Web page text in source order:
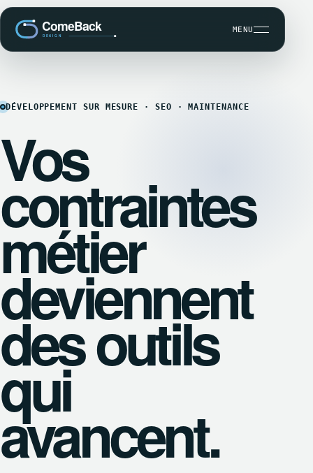
MENU
CRÉATION SITE INTERNET
USER EXPERIENCE / UX DESIGN
RÉFÉRENCEMENT NATUREL (SEO)
DÉVELOPPEMENT SUR MESURE · SEO · MAINTENANCE
Vos
contraintes
métier
deviennent
des outils
qui
avancent.